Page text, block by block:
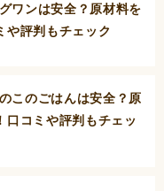
ワンは安全？原材料を
や評判もチェック
このごはんは安全？原
口コミや評判もチェッ